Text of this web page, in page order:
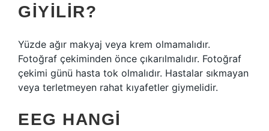
GIYILIR?
Yüzde ağır makyaj veya krem ​​olmamalıdır.
Fotoğraf çekiminden önce çıkarılmalıdır. Fotoğraf
çekimi günü hasta tok olmalıdır. Hastalar sıkmayan
veya terletmeyen rahat kıyafetler giymelidir.
EEG HANGI